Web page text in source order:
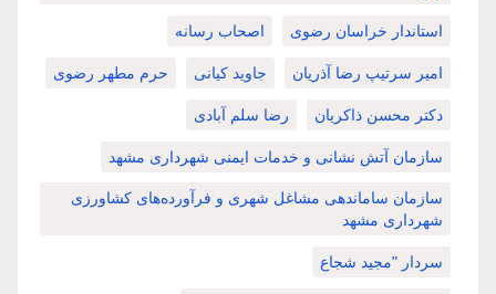
استاندار خراسان رضوی اصحاب رسانه
امیر سرتیپ رضا آذریان جاوید کیانی حرم مطهر رضوی
دکتر محسن ذاکریان رضا سلم آبادی
سازمان آتش نشانی و خدمات ایمنی شهرداری مشهد
سازمان ساماندهی مشاغل شهری و فرآورده‌های کشاورزی
شهرداری مشهد
سردار "مجید شجاع